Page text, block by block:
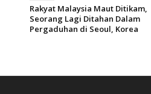
Rakyat Malaysia Maut Ditikam,
Seorang Lagi Ditahan Dalam
Pergaduhan di Seoul, Korea